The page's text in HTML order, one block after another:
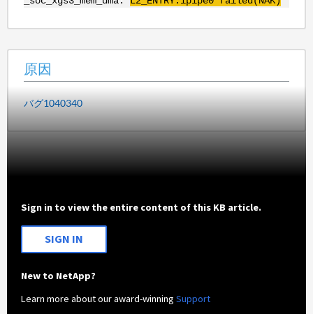
原因
バグ1040340
Sign in to view the entire content of this KB article.
SIGN IN
New to NetApp?
Learn more about our award-winningSupport